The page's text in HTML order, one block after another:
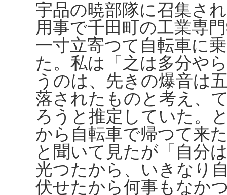
宇品の暁部隊に召集さ
用事で千田町の工業専
一寸立寄つて自転車に
た。私は「之は多分や
うのは、先きの爆音は
落されたものと考え、
ろうと推定していた。
から自転車で帰つて来
と聞いて見たが「自分
光つたから、いきなり
伏せたから何事もなか